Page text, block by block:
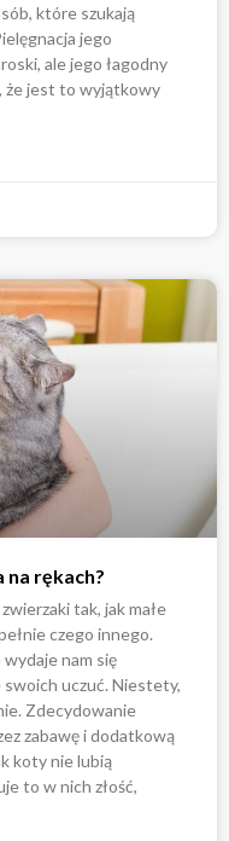
które szukają
jego
ale jego łagodny
że jest to wyjątkowy
na rękach?
tak, jak małe
czego innego.
nam się
swoich uczuć. Niestety,
Zdecydowanie
zabawę i dodatkową
koty nie lubią
to w nich złość,